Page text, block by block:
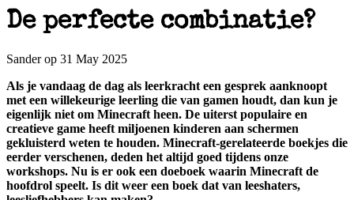
De perfecte combinatie?
Sander op 31 May 2025
Als je vandaag de dag als leerkracht een gesprek aanknoopt
met een willekeurige leerling die van gamen houdt, dan kun je
eigenlijk niet om Minecraft heen. De uiterst populaire en
creatieve game heeft miljoenen kinderen aan schermen
gekluisterd weten te houden. Minecraft-gerelateerde boekjes die
eerder verschenen, deden het altijd goed tijdens onze
workshops. Nu is er ook een doeboek waarin Minecraft de
hoofdrol speelt. Is dit weer een boek dat van leeshaters,